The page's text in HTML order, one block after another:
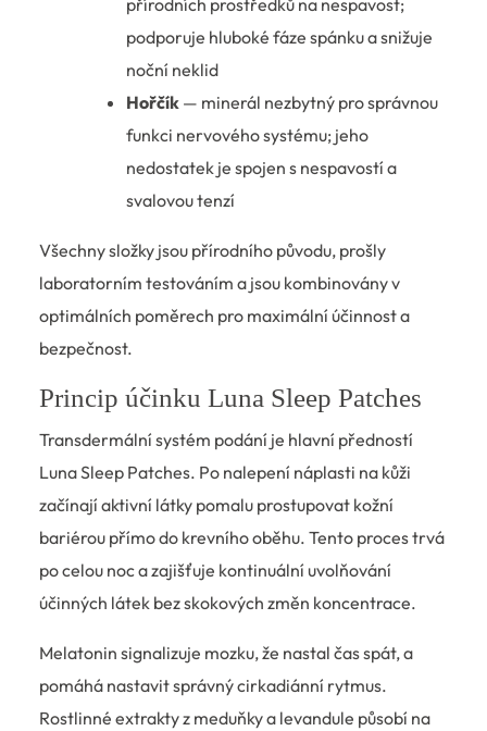
přírodních prostředků na nespavost;
podporuje hluboké fáze spánku a snižuje
noční neklid
Hořčík — minerál nezbytný pro správnou
funkci nervového systému; jeho
nedostatek je spojen s nespavostí a
svalovou tenzí
Všechny složky jsou přírodního původu, prošly
laboratorním testováním a jsou kombinovány v
optimálních poměrech pro maximální účinnost a
bezpečnost.
Princip účinku Luna Sleep Patches
Transdermální systém podání je hlavní předností
Luna Sleep Patches. Po nalepení náplasti na kůži
začínají aktivní látky pomalu prostupovat kožní
bariérou přímo do krevního oběhu. Tento proces trvá
po celou noc a zajišťuje kontinuální uvolňování
účinných látek bez skokových změn koncentrace.
Melatonin signalizuje mozku, že nastal čas spát, a
pomáhá nastavit správný cirkadiánní rytmus.
Rostlinné extrakty z meduňky a levandule působí na